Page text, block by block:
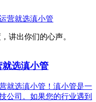
营就选滇小管
讲出你们的心声。
选滇小管
就选滇小管！滇小管是一
公司。如果您的行业遇到